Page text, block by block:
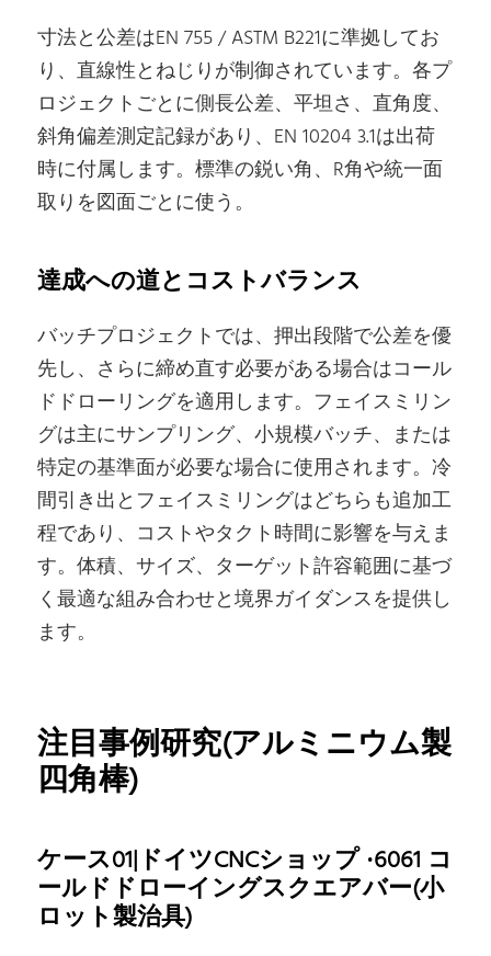
寸法と公差はEN 755 / ASTM B221に準拠してお
り、直線性とねじりが制御されています。各プ
ロジェクトごとに側長公差、平坦さ、直角度、
斜角偏差測定記録があり、EN 10204 3.1は出荷
時に付属します。標準の鋭い角、R角や統一面
取りを図面ごとに使う。
達成への道とコストバランス
バッチプロジェクトでは、押出段階で公差を優
先し、さらに締め直す必要がある場合はコール
ドドローリングを適用します。フェイスミリン
グは主にサンプリング、小規模バッチ、または
特定の基準面が必要な場合に使用されます。冷
間引き出とフェイスミリングはどちらも追加工
程であり、コストやタクト時間に影響を与えま
す。体積、サイズ、ターゲット許容範囲に基づ
く最適な組み合わせと境界ガイダンスを提供し
ます。
注目事例研究(アルミニウム製
四角棒)
ケース01|ドイツCNCショップ ·6061 コ
ールドドローイングスクエアバー(小
ロット製治具)